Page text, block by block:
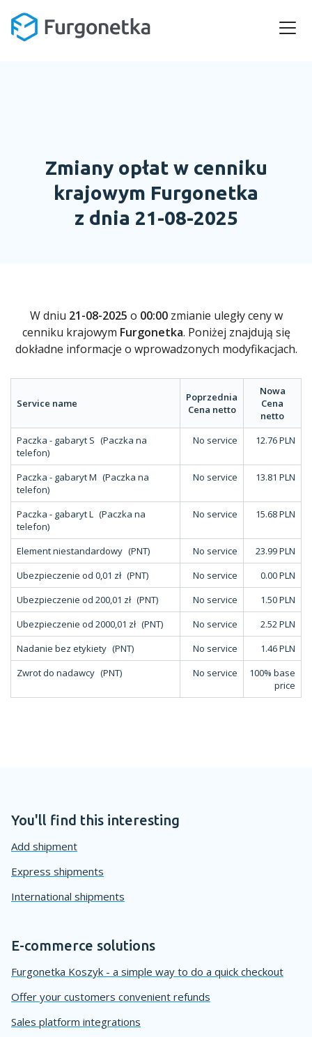
Zmiany opłat w cenniku
krajowym Furgonetka
z dnia 21-08-2025
W dniu 21-08-2025 o 00:00zmianie uległy ceny w
cenniku krajowym Furgonetka. Poniżej znajdują się
dokładne informacje o wprowadzonych modyfikacjach.
Service name
Poprzednia
Cena netto
Nowa
Cena
netto
Paczka - gabaryt S (Paczka na
telefon)
No service 12.76 PLN
Paczka - gabaryt M (Paczka na
telefon)
No service 13.81 PLN
Paczka - gabaryt L (Paczka na
telefon)
No service 15.68 PLN
Element niestandardowy (PNT) No service
23.99 PLN
Ubezpieczenie od 0,01 zł (PNT) No service
0.00 PLN
Ubezpieczenie od 200,01 zł (PNT) No service
1.50 PLN
Ubezpieczenie od 2000,01 zł (PNT) No service
2.52 PLN
Nadanie bez etykiety (PNT) No service
1.46 PLN
Zwrot do nadawcy (PNT) No service
100% base
price
You'll find this interesting
Add shipment
Express shipments
International shipments
E-commerce solutions
Furgonetka Koszyk - a simple way to do a quick checkout
Offer your customers convenient refunds
Sales platform integrations